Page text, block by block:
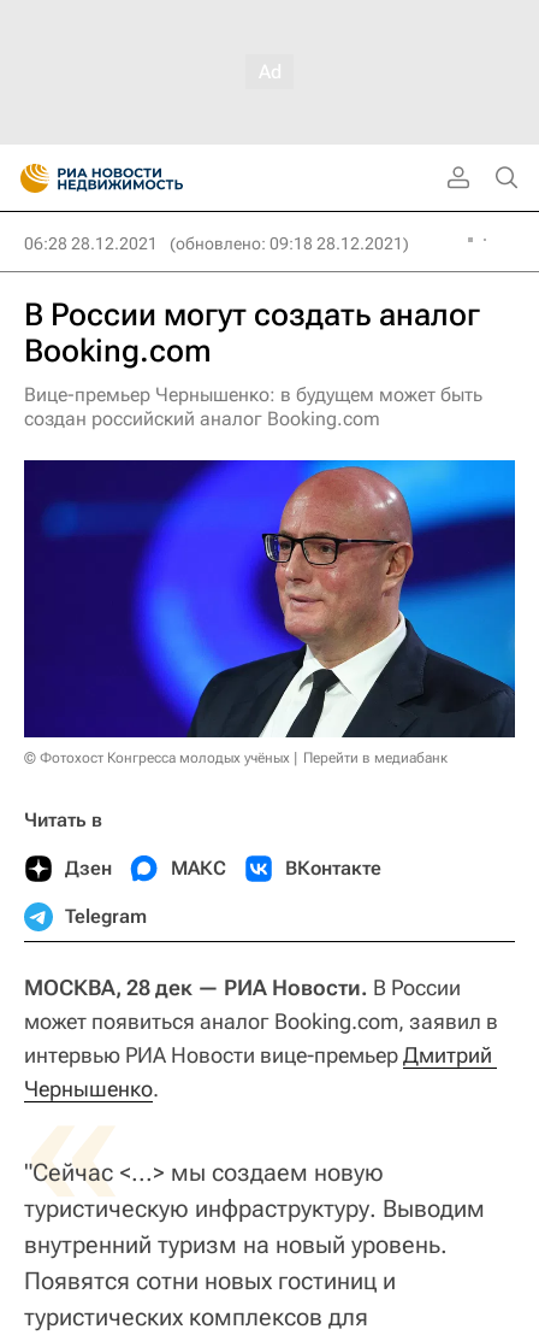
06:28 28.12.2021 (обновлено: 09:18 28.12.2021)
В России могут создать аналог
Booking.com
Вице-премьер Чернышенко: в будущем может быть
создан российский аналог Booking.com
© Фотохост Конгресса молодых учёных Перейти в медиабанк
Читать в
Дзен МАКС ВКонтакте
Telegram
МОСКВА, 28 дек — РИА Новости. В России
может появиться аналог Booking.com, заявил в
интервью РИА Новости вице-премьерДмитрий
Чернышенко.
«
"Сейчас <...> мы создаем новую
туристическую инфраструктуру. Выводим
внутренний туризм на новый уровень.
Появятся сотни новых гостиниц и
туристических комплексов для